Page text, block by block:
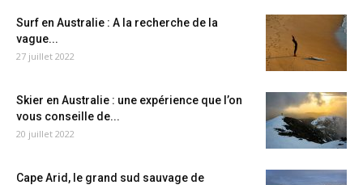
Surf en Australie : A la recherche de la
vague...
27 juillet 2022
Skier en Australie : une expérience que l’on
vous conseille de...
20 juillet 2022
Cape Arid, le grand sud sauvage de